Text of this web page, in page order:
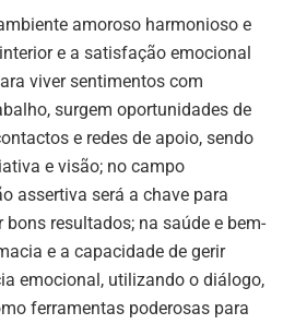
amoroso harmonioso e
e a satisfação emocional
viver sentimentos com
surgem oportunidades de
e redes de apoio, sendo
e visão; no campo
assertiva será a chave para
resultados; na saúde e bem-
e a capacidade de gerir
emocional, utilizando o diálogo,
ferramentas poderosas para